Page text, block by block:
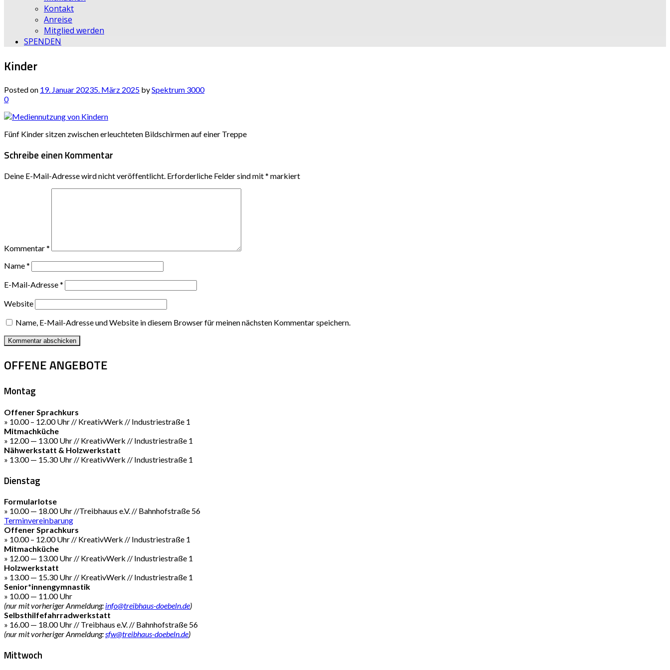
Kontakt
Anreise
Mitglied werden
SPENDEN
Kinder
Posted on 19. Januar 20235. März 2025 bySpektrum 3000
0
Fünf Kinder sitzen zwischen erleuchteten Bildschirmen auf einer Treppe
Schreibe einen Kommentar
Deine E-Mail-Adresse wird nicht veröffentlicht. Erforderliche Felder sind mit* markiert
Kommentar*
Name*
E-Mail-Adresse*
Website
Name, E-Mail-Adresse und Website in diesem Browser für meinen nächsten Kommentar speichern.
OFFENE ANGEBOTE
Montag
Offener Sprachkurs
» 10.00 – 12.00 Uhr // KreativWerk // Industriestraße 1
Mitmachküche
» 12.00 — 13.00 Uhr // KreativWerk // Industriestraße 1
Nähwerkstatt & Holzwerkstatt
» 13.00 — 15.30 Uhr // KreativWerk // Industriestraße 1
Dienstag
Formularlotse
» 10.00 — 18.00 Uhr //Treibhauus e.V. // Bahnhofstraße 56
Terminvereinbarung
Offener Sprachkurs
» 10.00 – 12.00 Uhr // KreativWerk // Industriestraße 1
Mitmachküche
» 12.00 — 13.00 Uhr // KreativWerk // Industriestraße 1
Holzwerkstatt
» 13.00 — 15.30 Uhr // KreativWerk // Industriestraße 1
Senior*innengymnastik
» 10.00 — 11.00 Uhr
(nur mit vorheriger Anmeldung: info@treibhaus-doebeln.de)
Selbsthilfefahrradwerkstatt
» 16.00 — 18.00 Uhr // Treibhaus e.V. // Bahnhofstraße 56
(nur mit vorheriger Anmeldung:sfw@treibhaus-doebeln.de)
Mittwoch